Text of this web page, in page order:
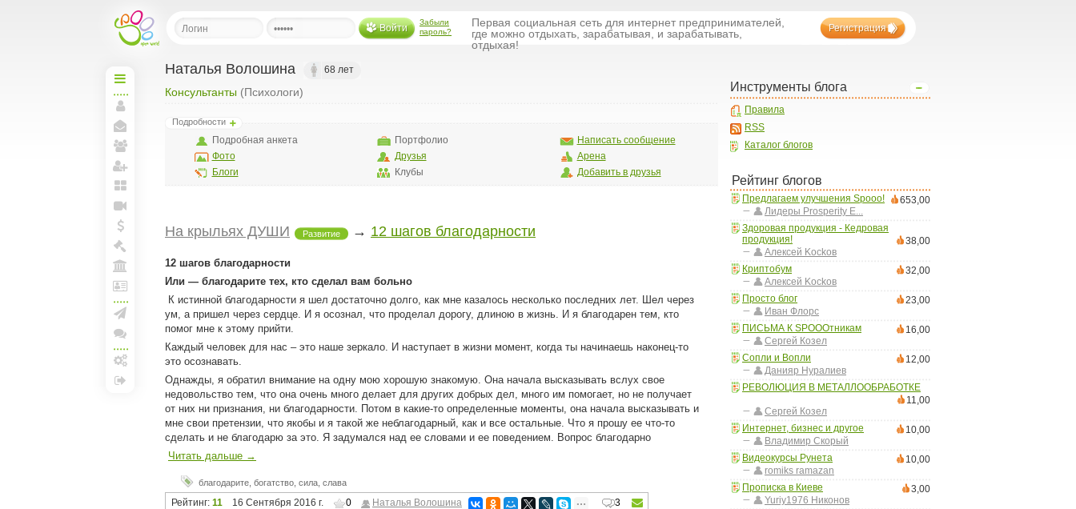
Войти
Забыли
пароль?
Первая социальная сеть для интернет предпринимателей,
где можно отдыхать, зарабатывая, и зарабатывать,
отдыхая!
Регистрация
Начальная
Моя
страница
Мои
сообщения
Мои
друзья
Пригласить друзей
Мои
блоги
Прямая
линия
Мои
спунты
Моя
Биржа
Моя
Арена
Лига
и
Создать рассылку
Конференции
Настройки
Инструменты блога
Правила
RSS
Каталог блогов
Рейтинг блогов
Предлагаем улучшения Spooo!
653,00
Лидеры Prosperity E...
Здоровая продукция - Кедровая
продукция!
38,00
Aлексей Kockoв
Криптобум
32,00
Aлексей Kockoв
Просто блог
23,00
Иван Флорс
ПИСЬМА К SPOOOтникам
16,00
Сергей Козел
Сопли и Вопли
12,00
Данияр Нуралиев
РЕВОЛЮЦИЯ В МЕТАЛЛООБРАБОТКЕ
11,00
Сергей Козел
Интернет, бизнес и другое
10,00
Владимир Скорый
Видеокурсы Рунета
10,00
romiks ramazan
Прописка в Киеве
3,00
Yuriy1976 Никонов
Наталья Волошина 68 лет
Консультанты (Психологи)
Подробности
Подробная анкета
Фото
Блоги
Портфолио
Друзья
Клубы
Написать сообщение
Арена
Добавить в друзья
На крыльях ДУШИ Развитие → 12 шагов благодарности
12 шагов благодарности
Или — благодарите тех, кто сделал вам больно
К истинной благодарности я шел достаточно долго, как мне казалось несколько последних лет. Шел через
ум, а пришел через сердце. И я осознал, что проделал дорогу, длиною в жизнь. И я благодарен тем, кто
помог мне к этому прийти.
Каждый человек для нас – это наше зеркало. И наступает в жизни момент, когда ты начинаешь наконец-то
это осознавать.
Однажды, я обратил внимание на одну мою хорошую знакомую. Она начала высказывать вслух свое
недовольство тем, что она очень много делает для других добрых дел, много им помогает, но не получает
от них ни признания, ни благодарности. Потом в какие-то определенные моменты, она начала высказывать и
мне свои претензии, что якобы и я такой же неблагодарный, как и все остальные. Что я прошу ее что-то
сделать и не благодарю за это. Я задумался над ее словами и ее поведением. Вопрос благодарно
Читать дальше →
благодарите богатство сила слава
Рейтинг: 11 16 Сентября 2016 г. 0 Наталья Волошина 3